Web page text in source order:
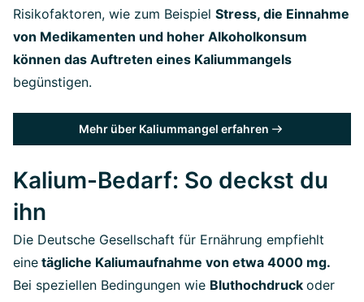
Risikofaktoren, wie zum Beispiel Stress, die Einnahme
von Medikamenten und hoher Alkoholkonsum
können das Auftreten eines Kaliummangels
begünstigen.
Mehr über Kaliummangel erfahren
Kalium-Bedarf: So deckst du
ihn
Die Deutsche Gesellschaft für Ernährung empfiehlt
eine tägliche Kaliumaufnahme von etwa 4000 mg.
Bei speziellen Bedingungen wie Bluthochdruck oder